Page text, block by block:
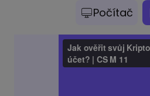
Počítač